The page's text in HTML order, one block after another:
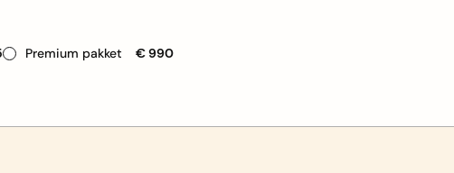
Premium pakket € 990